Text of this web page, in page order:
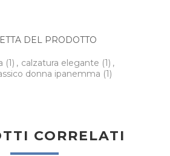
DEL PRODOTTO
(1) , calzatura elegante (1) ,
donna ipanemma (1)
CORRELATI